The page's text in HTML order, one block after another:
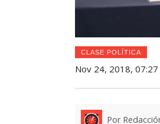
CLASE POLÍTICA
Nov 24, 2018, 07:27
Por